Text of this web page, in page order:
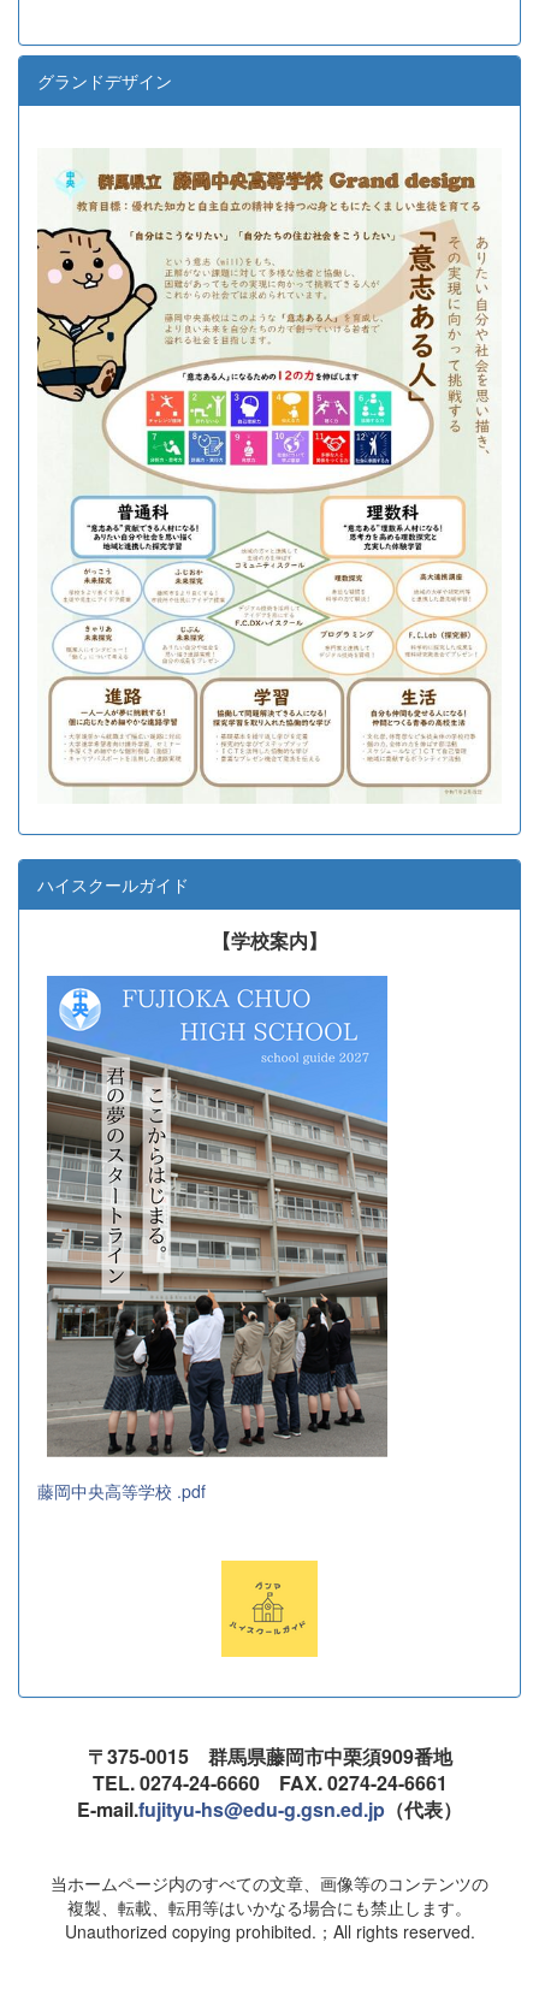
グランドデザイン
ハイスクールガイド
【学校案内】
藤岡中央高等学校 .pdf
〒375-0015 群馬県藤岡市中栗須909番地
TEL. 0274-24-6660 FAX. 0274-24-6661
E-mail.fujityu-hs@edu-g.gsn.ed.jp （代表）
当ホームページ内のすべての文章、画像等のコンテンツの
複製、転載、転用等はいかなる場合にも禁止します。
Unauthorized copying prohibited.；All rights reserved.